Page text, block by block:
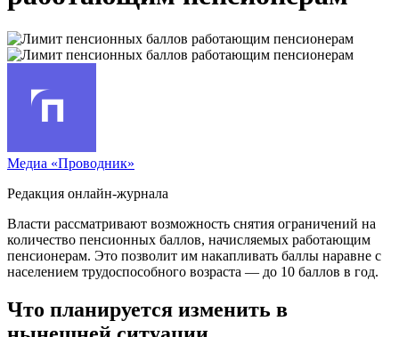
Медиа «Проводник»
Редакция онлайн-журнала
Власти рассматривают возможность снятия ограничений на
количество пенсионных баллов, начисляемых работающим
пенсионерам. Это позволит им накапливать баллы наравне с
населением трудоспособного возраста — до 10 баллов в год.
Что планируется изменить в